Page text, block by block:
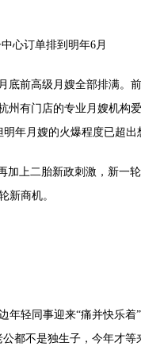
心订单排到明年6月
底前高级月嫂全部排满。
州有门店的专业月嫂机构
年月嫂的火爆程度已超出
加上二胎新政刺激，新一
新商机。
年轻同事迎来“痛并快乐
都不是独生子，今年才